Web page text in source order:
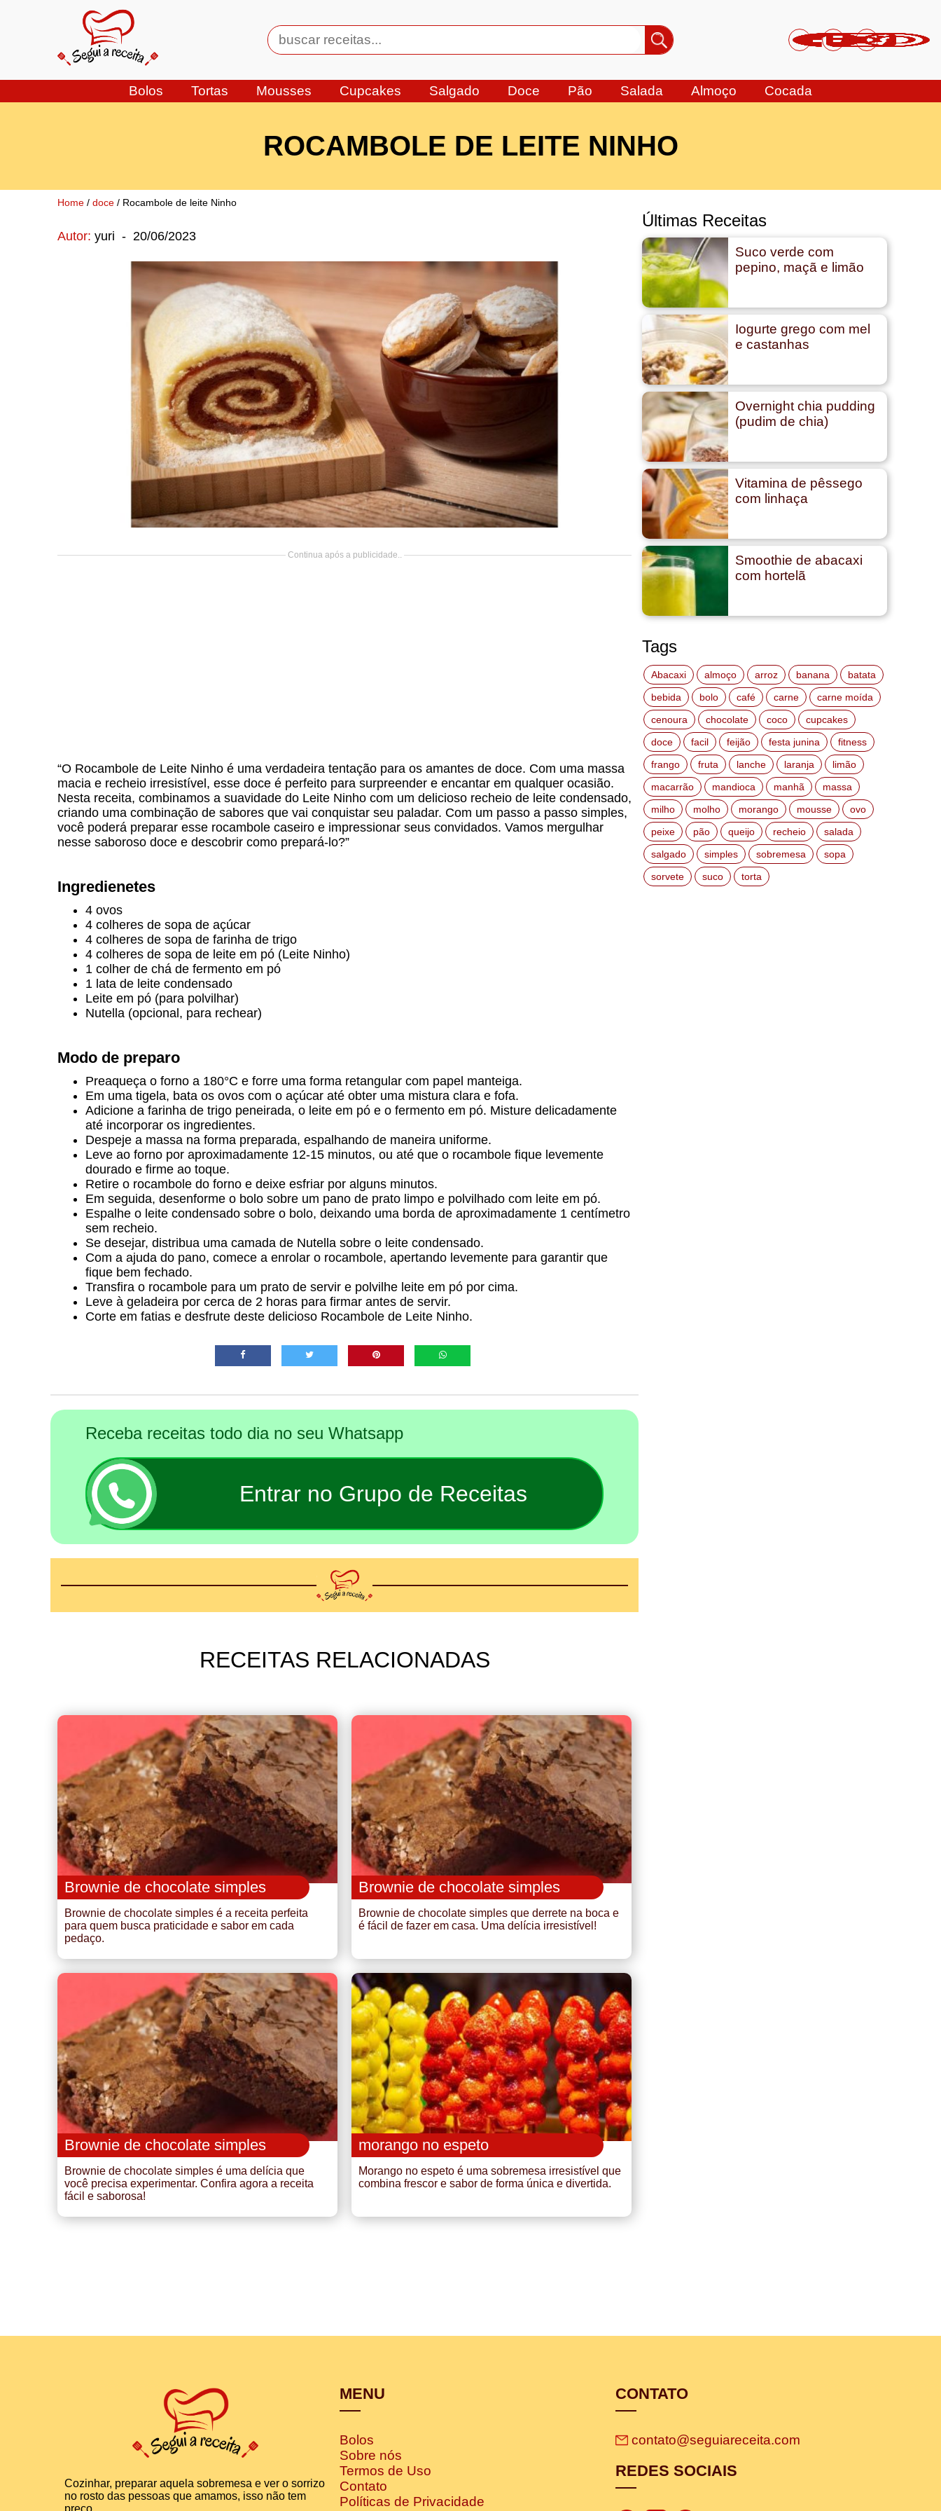
Bolos Tortas Mousses Cupcakes Salgado Doce Pão Salada Almoço Cocada
ROCAMBOLE DE LEITE NINHO
Home / doce / Rocambole de leite Ninho
Autor: yuri - 20/06/2023
Continua após a publicidade..
“O Rocambole de Leite Ninho é uma verdadeira tentação para os amantes de doce. Com uma massa
macia e recheio irresistível, esse doce é perfeito para surpreender e encantar em qualquer ocasião.
Nesta receita, combinamos a suavidade do Leite Ninho com um delicioso recheio de leite condensado,
criando uma combinação de sabores que vai conquistar seu paladar. Com um passo a passo simples,
você poderá preparar esse rocambole caseiro e impressionar seus convidados. Vamos mergulhar
nesse saboroso doce e descobrir como prepará-lo?”
Ingredienetes
4 ovos
4 colheres de sopa de açúcar
4 colheres de sopa de farinha de trigo
4 colheres de sopa de leite em pó (Leite Ninho)
1 colher de chá de fermento em pó
1 lata de leite condensado
Leite em pó (para polvilhar)
Nutella (opcional, para rechear)
Modo de preparo
Preaqueça o forno a 180°C e forre uma forma retangular com papel manteiga.
Em uma tigela, bata os ovos com o açúcar até obter uma mistura clara e fofa.
Adicione a farinha de trigo peneirada, o leite em pó e o fermento em pó. Misture delicadamente
até incorporar os ingredientes.
Despeje a massa na forma preparada, espalhando de maneira uniforme.
Leve ao forno por aproximadamente 12-15 minutos, ou até que o rocambole fique levemente
dourado e firme ao toque.
Retire o rocambole do forno e deixe esfriar por alguns minutos.
Em seguida, desenforme o bolo sobre um pano de prato limpo e polvilhado com leite em pó.
Espalhe o leite condensado sobre o bolo, deixando uma borda de aproximadamente 1 centímetro
sem recheio.
Se desejar, distribua uma camada de Nutella sobre o leite condensado.
Com a ajuda do pano, comece a enrolar o rocambole, apertando levemente para garantir que
fique bem fechado.
Transfira o rocambole para um prato de servir e polvilhe leite em pó por cima.
Leve à geladeira por cerca de 2 horas para firmar antes de servir.
Corte em fatias e desfrute deste delicioso Rocambole de Leite Ninho.
Receba receitas todo dia no seu Whatsapp
Entrar no Grupo de Receitas
RECEITAS RELACIONADAS
Brownie de chocolate simples
Brownie de chocolate simples é a receita perfeita
para quem busca praticidade e sabor em cada
pedaço.
Brownie de chocolate simples
Brownie de chocolate simples que derrete na boca e
é fácil de fazer em casa. Uma delícia irresistível!
Brownie de chocolate simples
Brownie de chocolate simples é uma delícia que
você precisa experimentar. Confira agora a receita
fácil e saborosa!
morango no espeto
Morango no espeto é uma sobremesa irresistível que
combina frescor e sabor de forma única e divertida.
Últimas Receitas
Suco verde com
pepino, maçã e limão
Iogurte grego com mel
e castanhas
Overnight chia pudding
(pudim de chia)
Vitamina de pêssego
com linhaça
Smoothie de abacaxi
com hortelã
Tags
Abacaxi almoço arroz banana
batata
bebida
bolo café carne
carne moída
cenoura
chocolate coco
cupcakes
doce
facil feijão festa junina
fitness
frango
fruta lanche laranja
limão
macarrão
mandioca manhã
massa
milho
molho morango mousse
ovo
peixe
pão queijo recheio
salada
salgado
simples sobremesa
sopa
sorvete
suco torta
Cozinhar, preparar aquela sobremesa e ver o sorrizo
no rosto das pessoas que amamos, isso não tem
MENU
Bolos
Sobre nós
Termos de Uso
Contato
Políticas de Privacidade
CONTATO
contato@seguiareceita.com
REDES SOCIAIS